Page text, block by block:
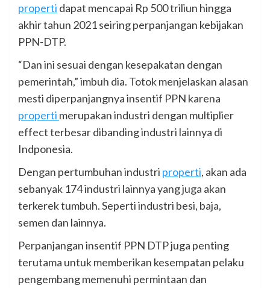
properti dapat mencapai Rp 500 triliun hingga
akhir tahun 2021 seiring perpanjangan kebijakan
PPN-DTP.
“Dan ini sesuai dengan kesepakatan dengan
pemerintah,” imbuh dia. Totok menjelaskan alasan
mesti diperpanjangnya insentif PPN karena
properti merupakan industri dengan multiplier
effect terbesar dibanding industri lainnya di
Indponesia.
Dengan pertumbuhan industri properti, akan ada
sebanyak 174 industri lainnya yang juga akan
terkerek tumbuh. Seperti industri besi, baja,
semen dan lainnya.
Perpanjangan insentif PPN DTP juga penting
terutama untuk memberikan kesempatan pelaku
pengembang memenuhi permintaan dan